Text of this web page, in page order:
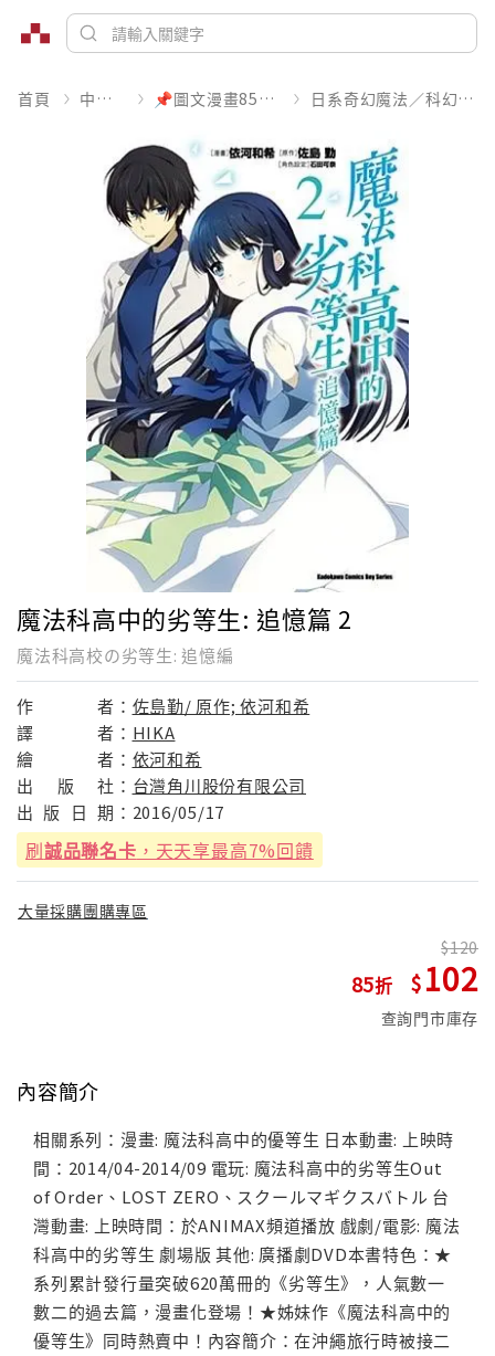
首頁 中文書 📌圖文漫畫85折起 日系奇幻魔法／科幻冒險
魔法科高中的劣等生: 追憶篇 2
魔法科高校の劣等生: 追憶編
作 者： 佐島勤/ 原作; 依河和希
譯
者： HIKA
繪
者： 依河和希
出
版 社： 台灣角川股份有限公司
出 版 日 期： 2016/05/17
刷誠品聯名卡 ，天天享最高7%回饋
大量採購團購專區
85
120
102
查詢門市庫存
內容簡介
相關系列：漫畫: 魔法科高中的優等生 日本動畫: 上映時
間：2014/04-2014/09 電玩: 魔法科高中的劣等生Out
of Order、LOST ZERO、スクールマギクスバトル 台
灣動畫: 上映時間：於ANIMAX頻道播放 戲劇/電影: 魔法
科高中的劣等生 劇場版 其他: 廣播劇DVD本書特色：★
系列累計發行量突破620萬冊的《劣等生》，人氣數一
數二的過去篇，漫畫化登場！★姊妹作《魔法科高中的
優等生》同時熱賣中！內容簡介：在沖繩旅行時被接二